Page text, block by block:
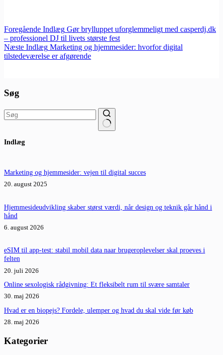
Foregående Indlæg Gør brylluppet uforglemmeligt med casperdj.dk
– professionel DJ til livets største fest
Næste Indlæg Marketing og hjemmesider: hvorfor digital
tilstedeværelse er afgørende
Søg
resultater
Indlæg
Marketing og hjemmesider: vejen til digital succes
20. august 2025
Hjemmesideudvikling skaber størst værdi, når design og teknik går hånd i
hånd
6. august 2026
eSIM til app-test: stabil mobil data naar brugeroplevelser skal proeves i
felten
20. juli 2026
Online sexologisk rådgivning: Et fleksibelt rum til svære samtaler
30. maj 2026
Hvad er en biopejs? Fordele, ulemper og hvad du skal vide før køb
28. maj 2026
Kategorier